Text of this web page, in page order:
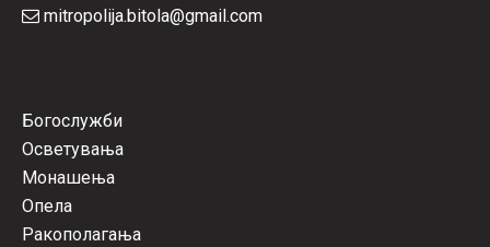
mitropolija.bitola@gmail.com
Богослужби
Осветувања
Монашења
Опела
Ракополагања